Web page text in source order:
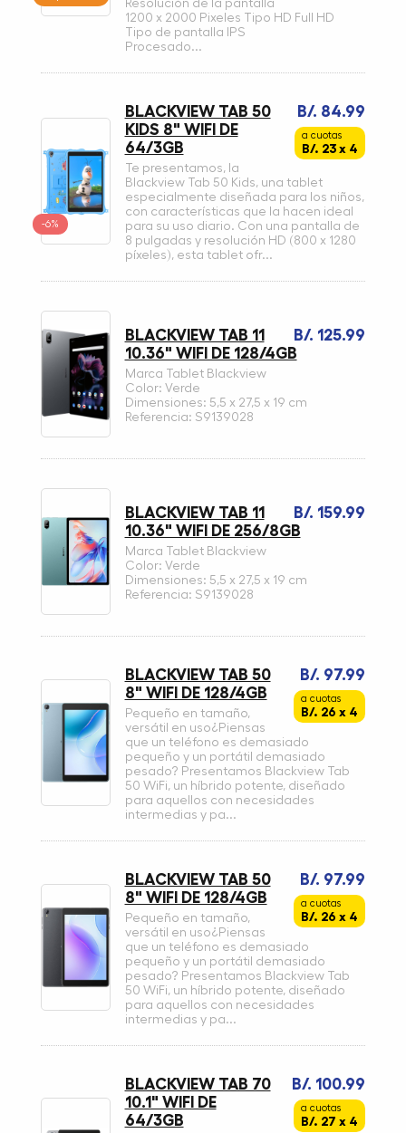
Resolución de la pantalla
1200 x 2000 Pixeles Tipo HD Full HD
Tipo de pantalla IPS
Procesado...
-6%
B/. 84.99
a cuotas
B/. 23 x 4
BLACKVIEW TAB 50
KIDS 8" WIFI DE
64/3GB
Te presentamos, la
Blackview Tab 50 Kids, una tablet
especialmente diseñada para los niños,
con características que la hacen ideal
para su uso diario. Con una pantalla de
8 pulgadas y resolución HD (800 x 1280
píxeles), esta tablet ofr...
B/. 125.99
BLACKVIEW TAB 11
10.36" WIFI DE 128/4GB
Marca Tablet Blackview
Color: Verde
Dimensiones: 5,5 x 27,5 x 19 cm
Referencia: S9139028
B/. 159.99
BLACKVIEW TAB 11
10.36" WIFI DE 256/8GB
Marca Tablet Blackview
Color: Verde
Dimensiones: 5,5 x 27,5 x 19 cm
Referencia: S9139028
B/. 97.99
a cuotas
B/. 26 x 4
BLACKVIEW TAB 50
8" WIFI DE 128/4GB
Pequeño en tamaño,
versátil en uso¿Piensas
que un teléfono es demasiado
pequeño y un portátil demasiado
pesado? Presentamos Blackview Tab
50 WiFi, un híbrido potente, diseñado
para aquellos con necesidades
intermedias y pa...
B/. 97.99
a cuotas
B/. 26 x 4
BLACKVIEW TAB 50
8" WIFI DE 128/4GB
Pequeño en tamaño,
versátil en uso¿Piensas
que un teléfono es demasiado
pequeño y un portátil demasiado
pesado? Presentamos Blackview Tab
50 WiFi, un híbrido potente, diseñado
para aquellos con necesidades
intermedias y pa...
B/. 100.99
a cuotas
B/. 27 x 4
BLACKVIEW TAB 70
10.1" WIFI DE
64/3GB